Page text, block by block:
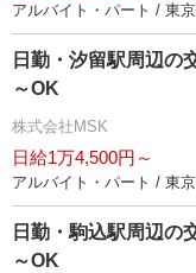
アルバイト・パート / 東
日勤・汐留駅周辺の
～OK
株式会社MSK
日給1万4,500円～
アルバイト・パート / 東
日勤・駒込駅周辺の
～OK